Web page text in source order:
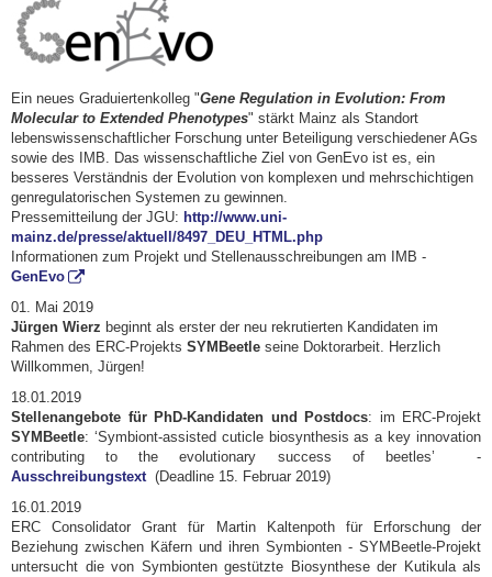
Ein neues Graduiertenkolleg "Gene Regulation in Evolution: From
Molecular to Extended Phenotypes" stärkt Mainz als Standort
lebenswissenschaftlicher Forschung unter Beteiligung verschiedener AGs
sowie des IMB. Das wissenschaftliche Ziel von GenEvo ist es, ein
besseres Verständnis der Evolution von komplexen und mehrschichtigen
genregulatorischen Systemen zu gewinnen.
Pressemitteilung der JGU: http://www.uni-
mainz.de/presse/aktuell/8497_DEU_HTML.php
Informationen zum Projekt und Stellenausschreibungen am IMB -
GenEvo
01. Mai 2019
Jürgen Wierz beginnt als erster der neu rekrutierten Kandidaten im
Rahmen des ERC-Projekts SYMBeetle seine Doktorarbeit. Herzlich
Willkommen, Jürgen!
18.01.2019
Stellenangebote für PhD-Kandidaten und Postdocs: im ERC-Projekt
SYMBeetle: ‘Symbiont-assisted cuticle biosynthesis as a key innovation
contributing to the evolutionary success of beetles’ -
Ausschreibungstext (Deadline 15. Februar 2019)
16.01.2019
ERC Consolidator Grant für Martin Kaltenpoth für Erforschung der
Beziehung zwischen Käfern und ihren Symbionten - SYMBeetle-Projekt
untersucht die von Symbionten gestützte Biosynthese der Kutikula als